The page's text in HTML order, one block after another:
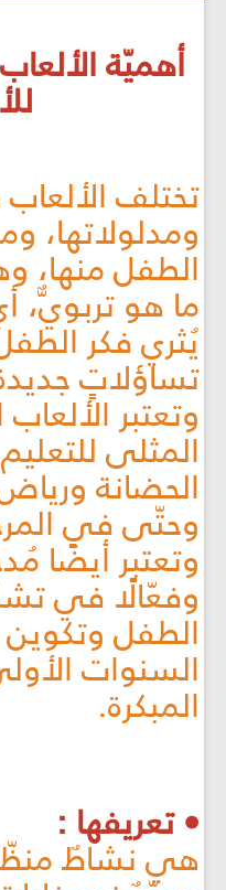
أهميّة
تختلف
ومدلولاتها،
الطفل منها،
ما هو تربويٌّ،
يُثري فكر
تساؤلاتٍ
وتعتبر
المثلى
الحضانة
وحتّى في
وتعتبر أيضًا
وفعّالًا في
الطفل
السنوات
المبكرة.
• تعريفها :
هي نشاطٌ